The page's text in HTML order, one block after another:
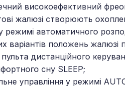
високоефективний
жалюзі створюють
режимі автоматичного
варіантів положень жалюзі
дистанційного
сну SLЕЕР;
управління у режимі